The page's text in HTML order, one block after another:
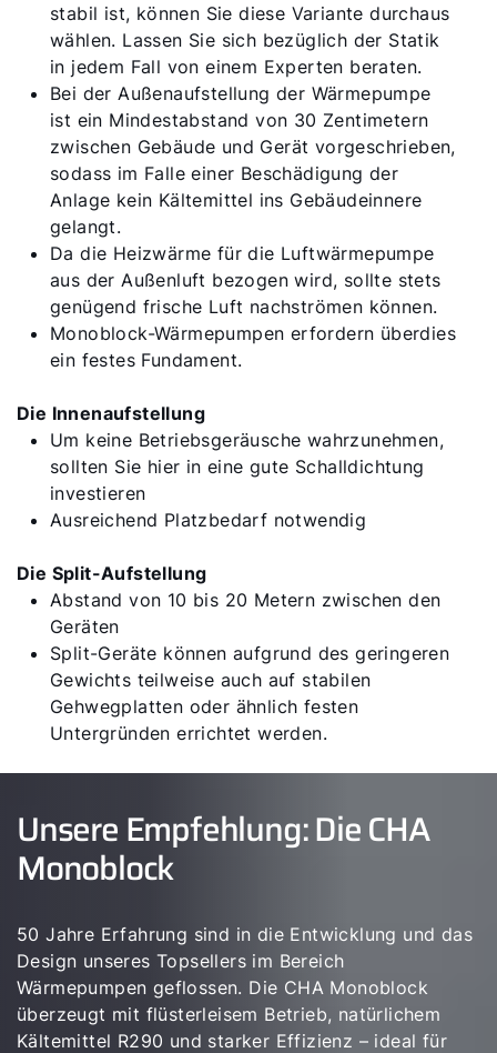
stabil ist, können Sie diese Variante durchaus
wählen. Lassen Sie sich bezüglich der Statik
in jedem Fall von einem Experten beraten.
Bei der Außenaufstellung der Wärmepumpe
ist ein Mindestabstand von 30 Zentimetern
zwischen Gebäude und Gerät vorgeschrieben,
sodass im Falle einer Beschädigung der
Anlage kein Kältemittel ins Gebäudeinnere
gelangt.
Da die Heizwärme für die Luftwärmepumpe
aus der Außenluft bezogen wird, sollte stets
genügend frische Luft nachströmen können.
Monoblock-Wärmepumpen erfordern überdies
ein festes Fundament.
Die Innenaufstellung
Um keine Betriebsgeräusche wahrzunehmen,
sollten Sie hier in eine gute Schalldichtung
investieren
Ausreichend Platzbedarf notwendig
Die Split-Aufstellung
Abstand von 10 bis 20 Metern zwischen den
Geräten
Split-Geräte können aufgrund des geringeren
Gewichts teilweise auch auf stabilen
Gehwegplatten oder ähnlich festen
Untergründen errichtet werden.
Unsere Empfehlung: Die CHA
Monoblock
50 Jahre Erfahrung sind in die Entwicklung und das
Design unseres Topsellers im Bereich
Wärmepumpen geflossen. Die CHA Monoblock
überzeugt mit flüsterleisem Betrieb, natürlichem
Kältemittel R290 und starker Effizienz – ideal für